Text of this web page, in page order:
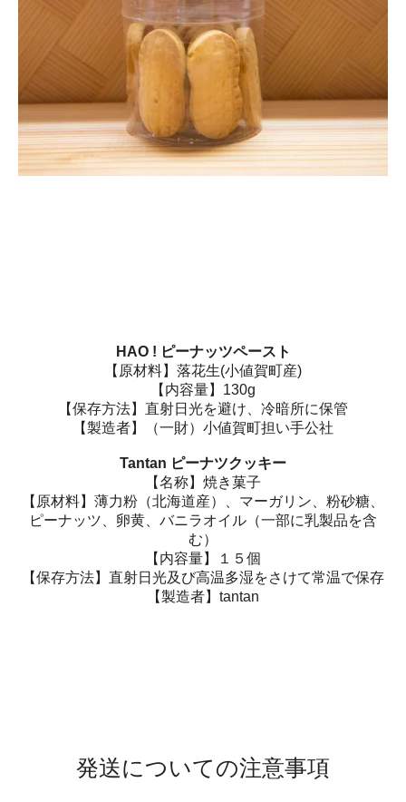
HAO ! ピーナッツペースト
【原材料】落花生(小値賀町産)
【内容量】130g
【保存方法】直射日光を避け、冷暗所に保管
【製造者】（一財）小値賀町担い手公社
Tantan ピーナツクッキー
【名称】焼き菓子
【原材料】薄力粉（北海道産）、マーガリン、粉砂糖、
ピーナッツ、卵黄、バニラオイル（一部に乳製品を含
む）
【内容量】１５個
【保存方法】直射日光及び高温多湿をさけて常温で保存
【製造者】tantan
発送についての注意事項